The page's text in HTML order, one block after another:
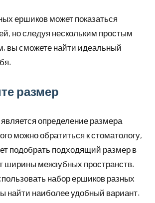
ершиков может показаться
но следуя нескольким простым
вы сможете найти идеальный
размер
определение размера
можно обратиться к стоматологу,
подобрать подходящий размер в
ширины межзубных пространств.
набор ершиков разных
найти наиболее удобный вариант.